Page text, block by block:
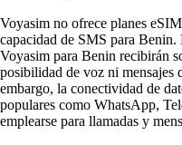
Voyasim no ofrece planes
capacidad de SMS para
Voyasim para Benin recibirán
posibilidad de voz ni mensajes
embargo, la conectividad de
populares como WhatsApp,
emplearse para llamadas y